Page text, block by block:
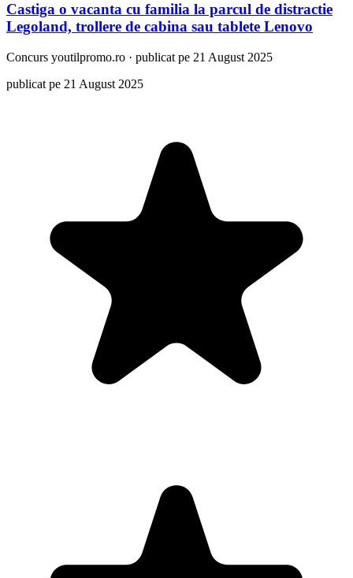
Castiga o vacanta cu familia la parcul de distractie
Legoland, trollere de cabina sau tablete Lenovo
Concurs youtilpromo.ro · publicat pe 21 August 2025
publicat pe 21 August 2025